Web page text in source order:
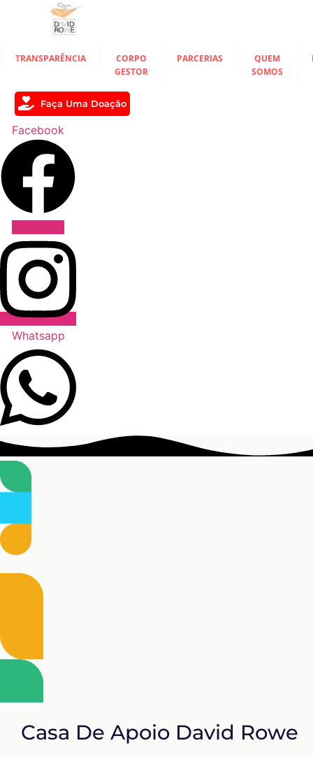
conteúdo
TRANSPARÊNCIA
CORPO
GESTOR
PARCERIAS
QUEM
SOMOS
Faça Uma Doação
Facebook
Whatsapp
Casa De Apoio David Rowe